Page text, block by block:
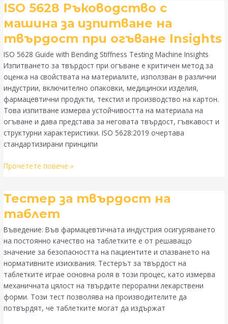
ISO 5628 Ръководство с
машина за изпитване на
твърдост при огъване Insights
ISO 5628 Guide with Bending Stiffness Testing Machine Insights
Изпитването за твърдост при огъване е критичен метод за
оценка на свойствата на материалите, използван в различни
индустрии, включително опаковки, медицински изделия,
фармацевтични продукти, текстил и производство на картон.
Това изпитване измерва устойчивостта на материала на
огъване и дава представа за неговата твърдост, гъвкавост и
структурни характеристики. ISO 5628:2019 очертава
стандартизирани принципи
ISO
Ръководство
с
машина
за
на
твърдост
при
Прочетете повече »
Тестер за твърдост на
таблет
Въведение: Във фармацевтичната индустрия осигуряването
на постоянно качество на таблетките е от решаващо
значение за безопасността на пациентите и спазването на
нормативните изисквания. Тестерът за твърдост на
таблетките играе основна роля в този процес, като измерва
механичната цялост на твърдите перорални лекарствени
форми. Този тест позволява на производителите да
потвърдят, че таблетките могат да издържат
Тестер
твърдост
на
таблет